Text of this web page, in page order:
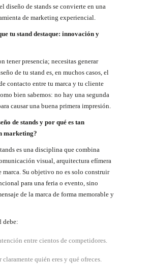
diseño de stands se convierte en una
de marketing experiencial.
tu stand destaque: innovación y
tener presencia; necesitas generar
de tu stand es, en muchos casos, el
contacto entre tu marca y tu cliente
bien sabemos: no hay una segunda
causar una buena primera impresión.
de stands y por qué es tan
marketing?
es una disciplina que combina
visual, arquitectura efímera
marca. Su objetivo no es solo construir
para una feria o evento, sino
de la marca de forma memorable y
debe:
entre cientos decompetidores.
claramente quién eres y quéofreces.